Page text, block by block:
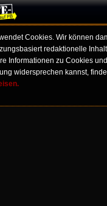
Cookies. Wir können
redaktionelle
Informationen zu Cookies
widersprechen kannst,